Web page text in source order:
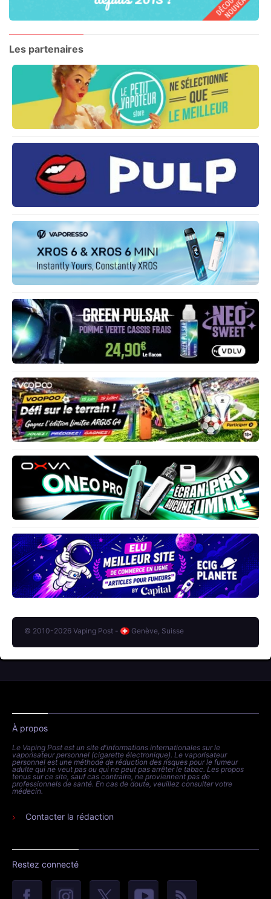
Les partenaires
© 2010-2026 Vaping Post - Genève, Suisse
À propos
Le Vaping Post est un site d'informations internationales sur le
vaporisateur personnel (cigarette électronique). Le vaporisateur
personnel est une méthode de réduction des risques pour le fumeur
adulte qui ne veut pas ou qui ne peut pas arrêter le tabac. Les propos
tenus sur ce site, sauf cas contraire, ne proviennent pas de
professionnels de santé. En cas de doute, veuillez consulter votre
médecin.
Contacter la rédaction
Restez connecté